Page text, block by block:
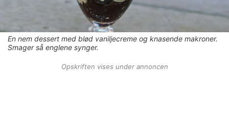
En nem dessert med blød vaniljecreme og knasende makroner.
Smager så englene synger.
Opskriften vises under annoncen